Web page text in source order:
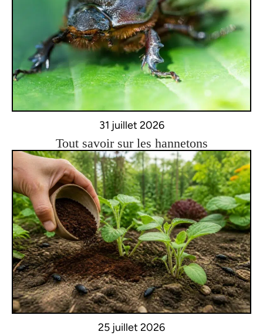
31 juillet 2026
Tout savoir sur les hannetons
25 juillet 2026